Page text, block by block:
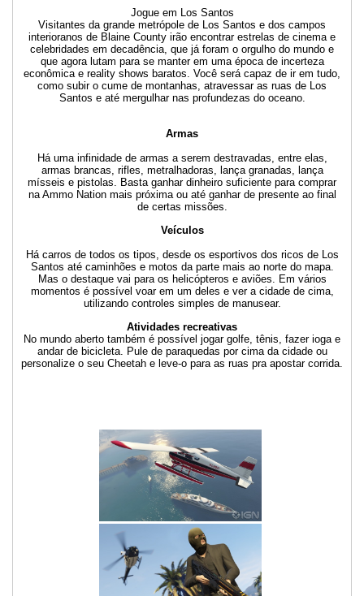
Jogue em Los Santos
Visitantes da grande metrópole de Los Santos e dos campos
interioranos de Blaine County irão encontrar estrelas de cinema e
celebridades em decadência, que já foram o orgulho do mundo e
que agora lutam para se manter em uma época de incerteza
econômica e reality shows baratos. Você será capaz de ir em tudo,
como subir o cume de montanhas, atravessar as ruas de Los
Santos e até mergulhar nas profundezas do oceano.
Armas
Há uma infinidade de armas a serem destravadas, entre elas,
armas brancas, rifles, metralhadoras, lança granadas, lança
mísseis e pistolas. Basta ganhar dinheiro suficiente para comprar
na Ammo Nation mais próxima ou até ganhar de presente ao final
de certas missões.
Veículos
Há carros de todos os tipos, desde os esportivos dos ricos de Los
Santos até caminhões e motos da parte mais ao norte do mapa.
Mas o destaque vai para os helicópteros e aviões. Em vários
momentos é possível voar em um deles e ver a cidade de cima,
utilizando controles simples de manusear.
Atividades recreativas
No mundo aberto também é possível jogar golfe, tênis, fazer ioga e
andar de bicicleta. Pule de paraquedas por cima da cidade ou
personalize o seu Cheetah e leve-o para as ruas pra apostar corrida.